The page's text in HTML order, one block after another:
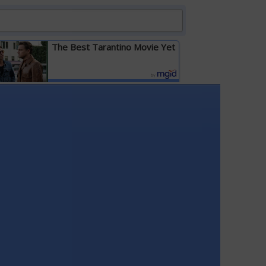
The Best Tarantino Movie Yet
Детальніше